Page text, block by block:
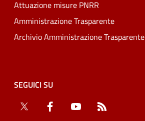
Attuazione misure PNRR
Amministrazione Trasparente
Archivio Amministrazione Trasparente
SEGUICI SU
Twitter
Facebook YouTube